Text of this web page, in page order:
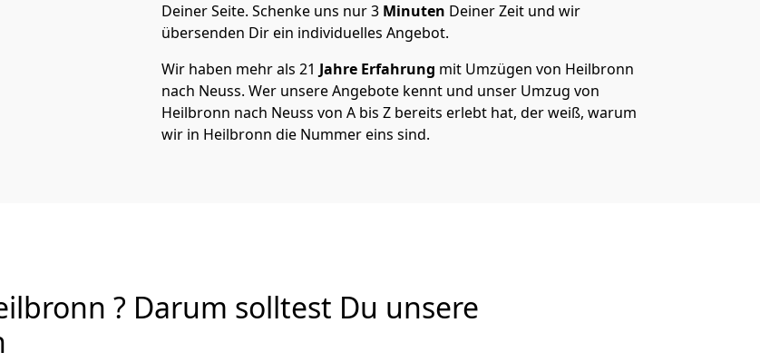
Deiner Seite. Schenke uns nur3 Minuten Deiner Zeit und wir
übersenden Dir ein individuelles Angebot.
Wir haben mehr als 21 Jahre Erfahrung mit Umzügen von Heilbronn
nach Neuss. Wer unsere Angebote kennt und unser Umzug von
Heilbronn nach Neuss von A bis Z bereits erlebt hat, der weiß, warum
wir in Heilbronn die Nummer eins sind.
? Darum solltest Du unsere